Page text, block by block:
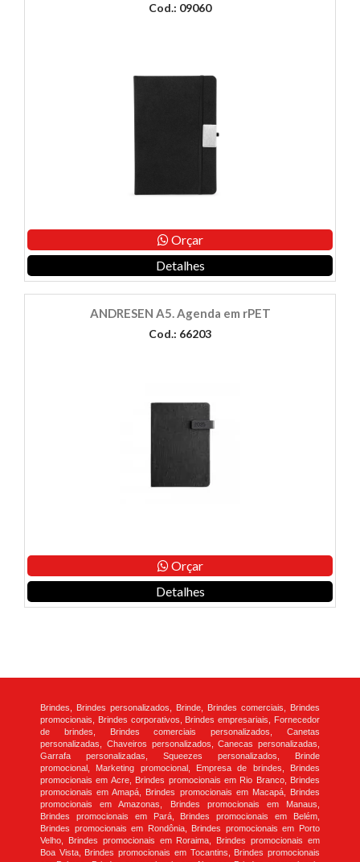
Cod.: 09060
Orçar
Detalhes
ANDRESEN A5. Agenda em rPET
Cod.: 66203
Orçar
Detalhes
Brindes, Brindes personalizados, Brinde, Brindes comerciais, Brindes
promocionais, Brindes corporativos, Brindes empresariais, Fornecedor
de brindes, Brindes comerciais personalizados, Canetas
personalizadas, Chaveiros personalizados, Canecas personalizadas,
Garrafa personalizadas, Squeezes personalizados, Brinde
promocional, Marketing promocional, Empresa de brindes, Brindes
promocionais em Acre, Brindes promocionais em Rio Branco, Brindes
promocionais em Amapá, Brindes promocionais em Macapá, Brindes
promocionais em Amazonas, Brindes promocionais em Manaus,
Brindes promocionais em Pará, Brindes promocionais em Belém,
Brindes promocionais em Rondônia, Brindes promocionais em Porto
Velho, Brindes promocionais em Roraima, Brindes promocionais em
Boa Vista, Brindes promocionais em Tocantins, Brindes promocionais